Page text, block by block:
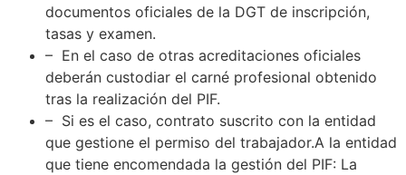
documentos oficiales de la DGT de inscripción,
tasas y examen.
– En el caso de otras acreditaciones oficiales
deberán custodiar el carné profesional obtenido
tras la realización del PIF.
– Si es el caso, contrato suscrito con la entidad
que gestione el permiso del trabajador.A la entidad
que tiene encomendada la gestión del PIF: La